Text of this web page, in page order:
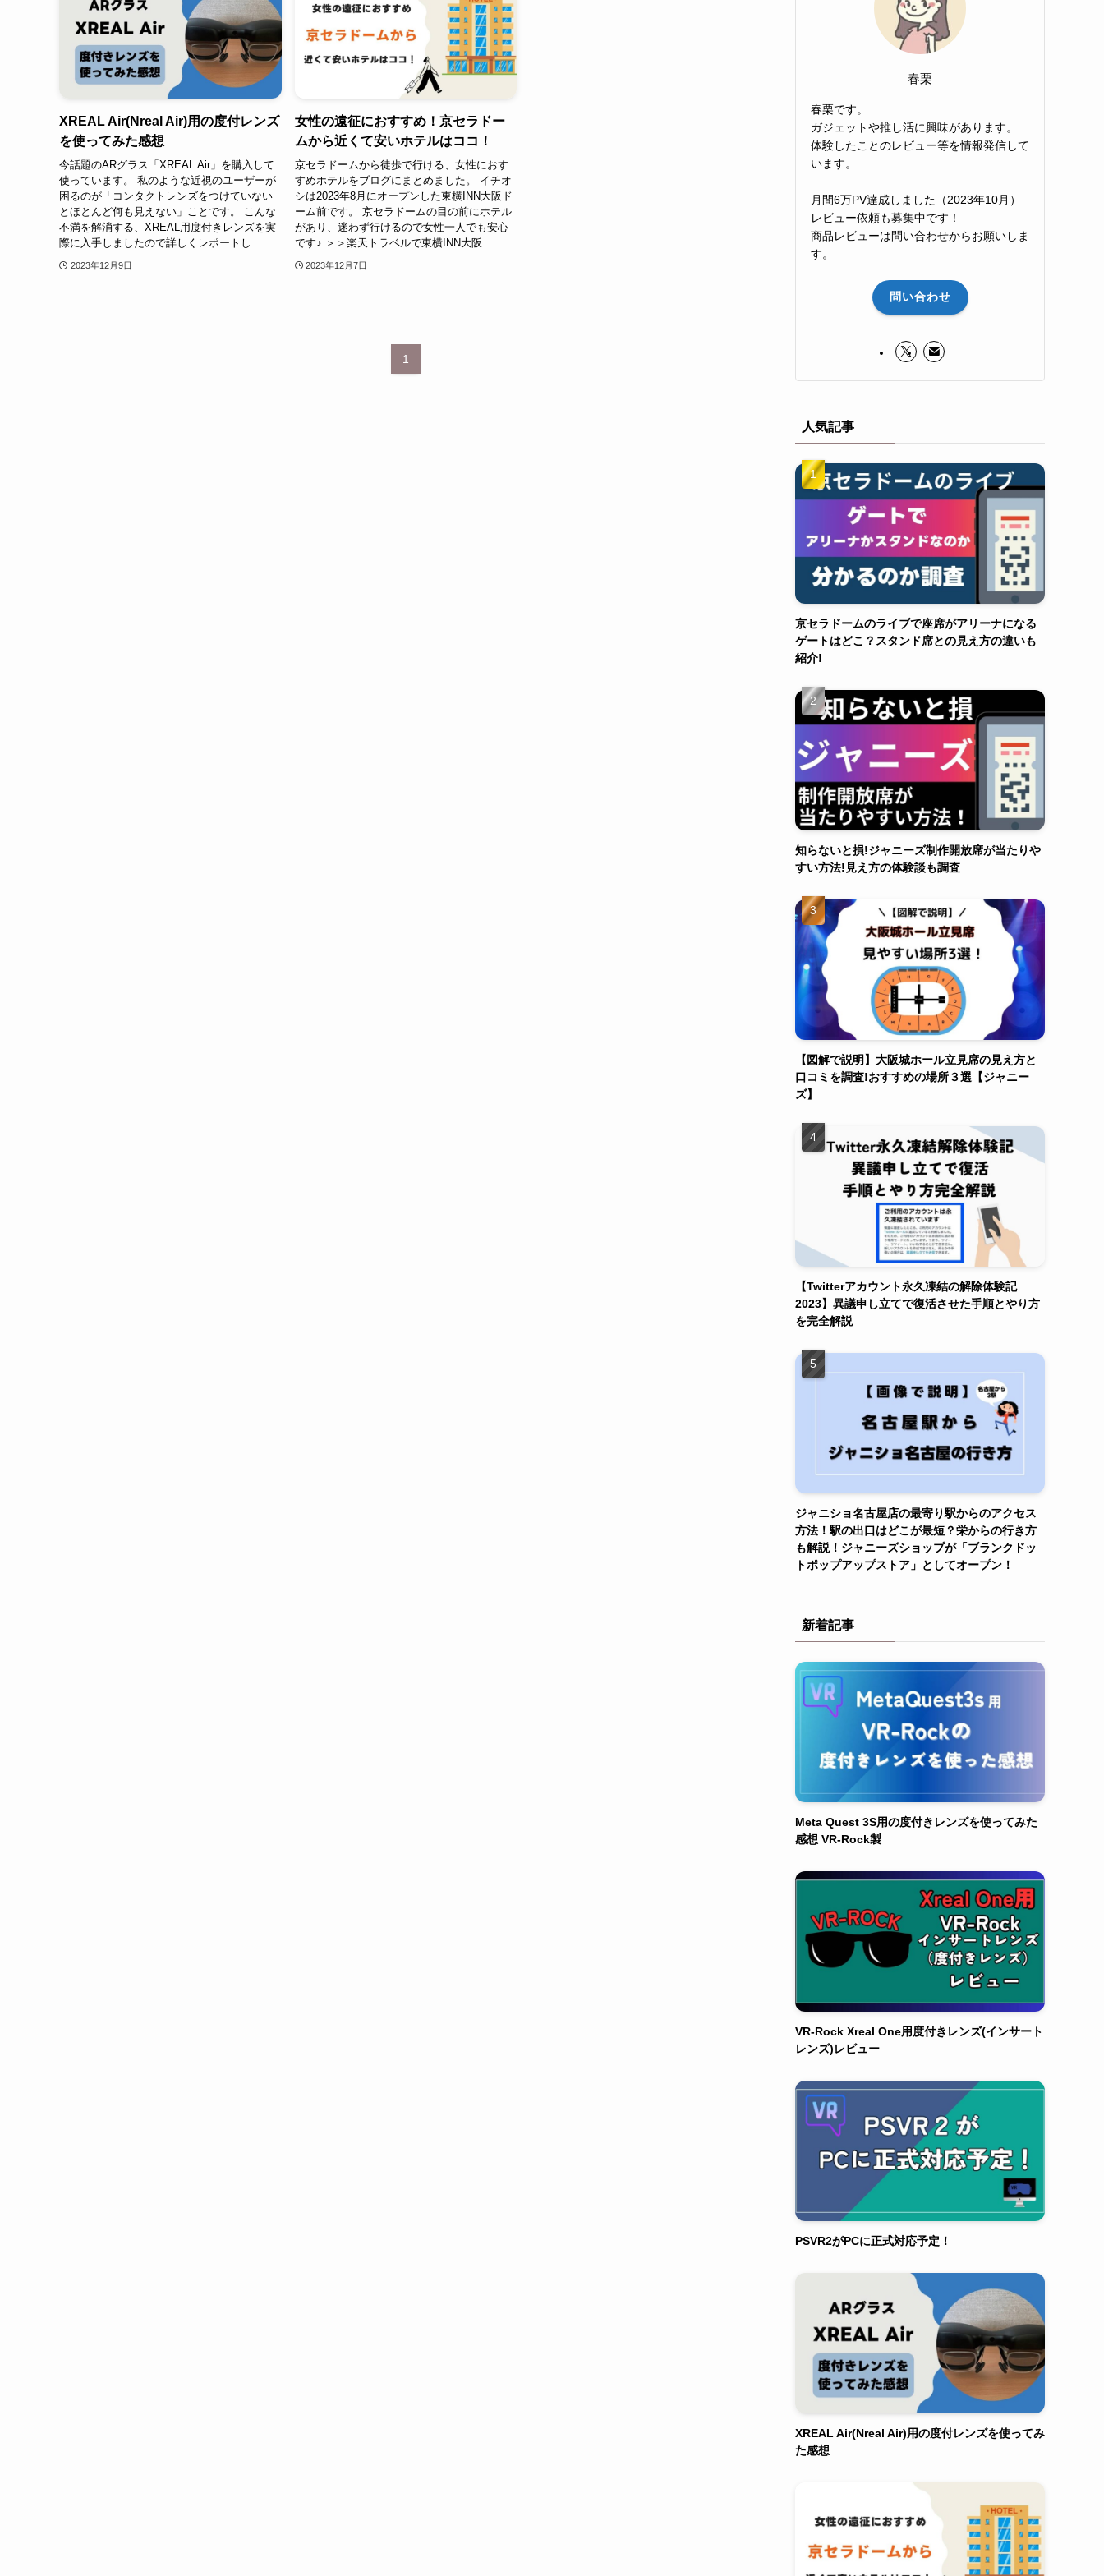
XREAL Air(Nreal Air)用の度付レンズ
を使ってみた感想
今話題のARグラス「XREAL Air」を購入して
使っています。 私のような近視のユーザーが
困るのが「コンタクトレンズをつけていない
とほとんど何も見えない」ことです。 こんな
不満を解消する、XREAL用度付きレンズを実
際に入手しましたので詳しくレポートし...
2023年12月9日
女性の遠征におすすめ！京セラドー
ムから近くて安いホテルはココ！
京セラドームから徒歩で行ける、女性におす
すめホテルをブログにまとめました。 イチオ
シは2023年8月にオープンした東横INN大阪ド
ーム前です。 京セラドームの目の前にホテル
があり、迷わず行けるので女性一人でも安心
です♪ ＞＞楽天トラベルで東横INN大阪...
2023年12月7日
1
春栗
春栗です。
ガジェットや推し活に興味があります。
体験したことのレビュー等を情報発信して
います。
月間6万PV達成しました（2023年10月）
レビュー依頼も募集中です！
商品レビューは問い合わせからお願いしま
す。
問い合わせ
人気記事
京セラドームのライブで座席がアリーナになる
ゲートはどこ？スタンド席との見え方の違いも
紹介!
知らないと損!ジャニーズ制作開放席が当たりや
すい方法!見え方の体験談も調査
【図解で説明】大阪城ホール立見席の見え方と
口コミを調査!おすすめの場所３選【ジャニー
ズ】
【Twitterアカウント永久凍結の解除体験記
2023】異議申し立てで復活させた手順とやり方
を完全解説
ジャニショ名古屋店の最寄り駅からのアクセス
方法！駅の出口はどこが最短？栄からの行き方
も解説！ジャニーズショップが「ブランクドッ
トポップアップストア」としてオープン！
新着記事
Meta Quest 3S用の度付きレンズを使ってみた
感想 VR-Rock製
VR-Rock Xreal One用度付きレンズ(インサート
レンズ)レビュー
PSVR2がPCに正式対応予定！
XREAL Air(Nreal Air)用の度付レンズを使ってみ
た感想